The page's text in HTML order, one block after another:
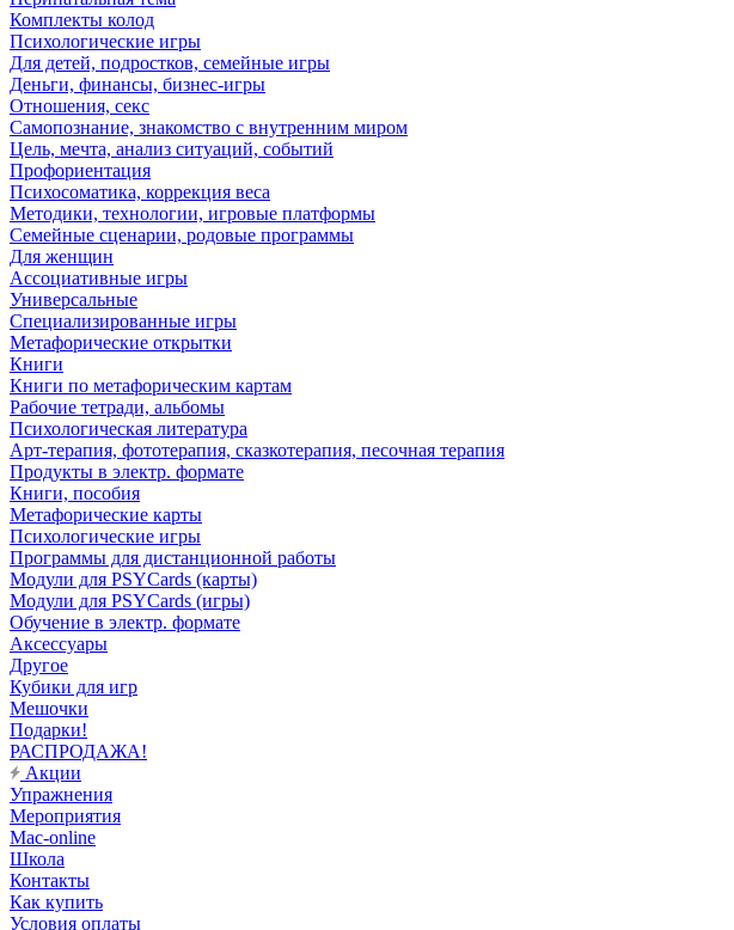
Комплекты колод
Психологические игры
Для детей, подростков, семейные игры
Деньги, финансы, бизнес-игры
Отношения, секс
Самопознание, знакомство с внутренним миром
Цель, мечта, анализ ситуаций, событий
Профориентация
Психосоматика, коррекция веса
Методики, технологии, игровые платформы
Семейные сценарии, родовые программы
Для женщин
Ассоциативные игры
Универсальные
Специализированные игры
Метафорические открытки
Книги
Книги по метафорическим картам
Рабочие тетради, альбомы
Психологическая литература
Арт-терапия, фототерапия, сказкотерапия, песочная терапия
Продукты в электр. формате
Книги, пособия
Метафорические карты
Психологические игры
Программы для дистанционной работы
Модули для PSYCards (карты)
Модули для PSYCards (игры)
Обучение в электр. формате
Аксессуары
Другое
Кубики для игр
Мешочки
Подарки!
РАСПРОДАЖА!
Акции
Упражнения
Мероприятия
Mac-online
Школа
Контакты
Как купить
Условия оплаты